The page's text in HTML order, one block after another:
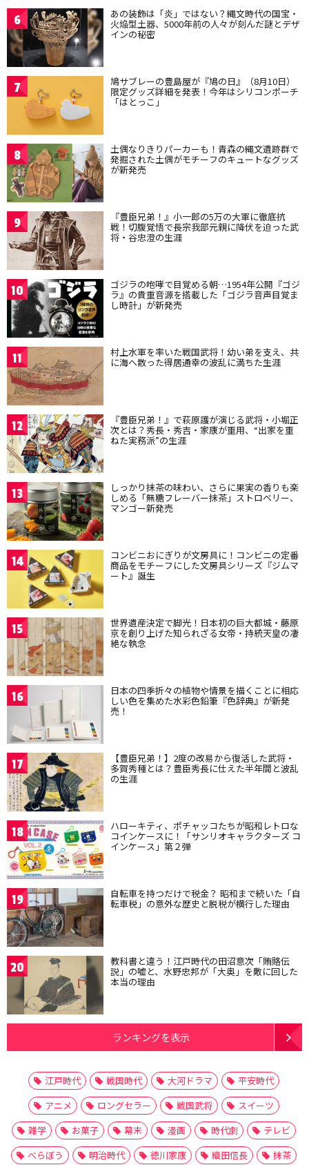
6 あの装飾は「炎」ではない？縄文時代の国宝・
火焔型土器、5000年前の人々が刻んだ謎とデザ
インの秘密
7 鳩サブレーの豊島屋が『鳩の日』（8月10日）
限定グッズ詳細を発表！今年はシリコンポーチ
「はとっこ」
8 土偶なりきりパーカーも！青森の縄文遺跡群で
発掘された土偶がモチーフのキュートなグッズ
が新発売
9 『豊臣兄弟！』小一郎の5万の大軍に徹底抗
戦！切腹覚悟で長宗我部元親に降伏を迫った武
将・谷忠澄の生涯
10 ゴジラの咆哮で目覚める朝…1954年公開『ゴジ
ラ』の貴重音源を搭載した「ゴジラ音声目覚ま
し時計」が新発売
11 村上水軍を率いた戦国武将！幼い弟を支え、共
に海へ散った得居通幸の波乱に満ちた生涯
12 『豊臣兄弟！』で萩原護が演じる武将・小堀正
次とは？秀長・秀吉・家康が重用、“出家を重
ねた実務派”の生涯
13 しっかり抹茶の味わい、さらに果実の香りも楽
しめる「無糖フレーバー抹茶」ストロベリー、
マンゴー新発売
14 コンビニおにぎりが文房具に！コンビニの定番
商品をモチーフにした文房具シリーズ『ジムマ
ート』誕生
15 世界遺産決定で脚光！日本初の巨大都城・藤原
京を創り上げた知られざる女帝・持統天皇の凄
絶な執念
16 日本の四季折々の植物や情景を描くことに相応
しい色を集めた水彩色鉛筆『色辞典』が新発
売！
17 【豊臣兄弟！】2度の改易から復活した武将・
多賀秀種とは？豊臣秀長に仕えた半年間と波乱
の生涯
18 ハローキティ、ポチャッコたちが昭和レトロな
コインケースに！「サンリオキャラクターズ コ
インケース」第２弾
19 自転車を持つだけで税金？ 昭和まで続いた「自
転車税」の意外な歴史と脱税が横行した理由
20 教科書と違う！江戸時代の田沼意次「賄賂伝
説」の嘘と、水野忠邦が「大奥」を敵に回した
本当の理由
ランキングを表示
江戸時代 戦国時代 大河ドラマ
平安時代
アニメ
ロングセラー 戦国武将
スイーツ
雑学
お菓子 幕末 漫画 時代劇
テレビ
べらぼう
明治時代 徳川家康 織田信長
抹茶